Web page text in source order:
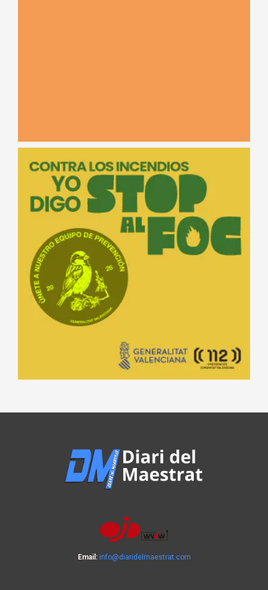
Email: info@diaridelmaestrat.com